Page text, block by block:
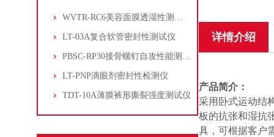
WVTR-RC6美容面膜透湿性测试仪
LT-03A复合软管密封性测试仪
PBSC-RP30接骨螺钉自攻性能测试‌仪
LT-PNP滴眼剂密封性检测仪
TDT-10A薄膜裤形撕裂强度测试仪
详情介绍
产品简介：
采用卧式运动结
板的抗张和湿抗
具，可根据客户